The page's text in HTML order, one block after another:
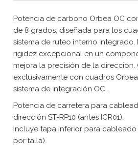
Potencia de carbono Orbea OC
de 8 grados, diseñada para los
sistema de ruteo interno
rigidez excepcional en un
mejora la precisión de la
exclusivamente con cuadros
sistema de integración OC.
Potencia de carretera para
dirección ST-RP10 (antes ICR01).
Incluye tapa inferior para
por talla).